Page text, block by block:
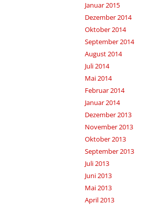
Januar 2015
Dezember 2014
Oktober 2014
September 2014
August 2014
Juli 2014
Mai 2014
Februar 2014
Januar 2014
Dezember 2013
November 2013
Oktober 2013
September 2013
Juli 2013
Juni 2013
Mai 2013
April 2013